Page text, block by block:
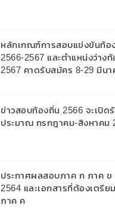
หลักเกณฑ์การสอบแข่งขันท้อ
2566-2567 และตำแหน่งว่าง
2567 คาดรับสมัคร 8-29 มีน
ข่าวสอบท้องถิ่น 2566 จะเปิด
ประมาณ กรกฎาคม-สิงหาคม
ประกาศผลสอบภาค ก ภาค
2564 และเอกสารที่ต้องเตรีย
ภาค ค